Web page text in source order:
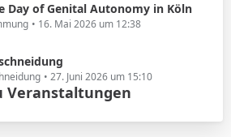
Day of Genital Autonomy in Köln
16. Mai 2026 um 12:38
27. Juni 2026 um 15:10
Veranstaltungen